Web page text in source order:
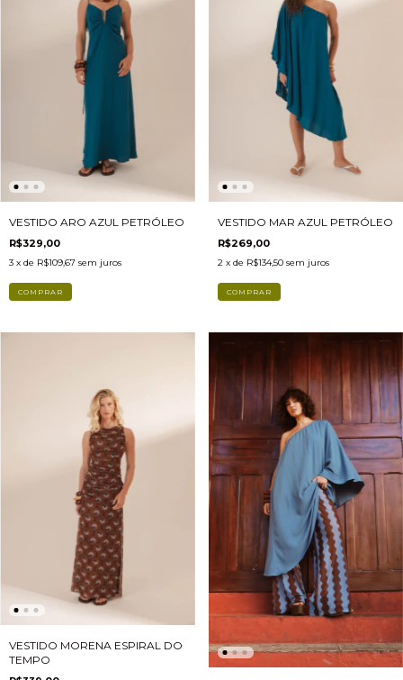
VESTIDO ARO AZUL PETRÓLEO
R$329,00
3 x de R$109,67 sem juros
COMPRAR
VESTIDO MAR AZUL PETRÓLEO
R$269,00
2 x de R$134,50 sem juros
COMPRAR
VESTIDO MORENA ESPIRAL DO
TEMPO